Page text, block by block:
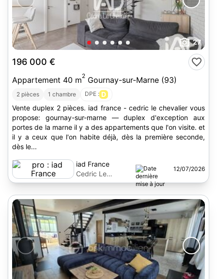
27
196 000 €
Appartement 40 m2 Gournay-sur-Marne (93)
2 pièces 1 chambre DPE : D
Vente duplex 2 pièces. iad france - cedric le chevalier vous
propose: gournay-sur-marne — duplex d'exception aux
portes de la marne il y a des appartements que l'on visite. et
il y a ceux que l'on habite déjà, dès la première seconde,
dès le...
iad France
Cedric Le
Chevalier
12/07/2026